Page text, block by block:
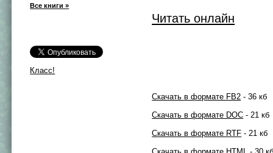
Все книги »
Класс!
Читать онлайн
Скачать в формате FB2 - 36 кб
Скачать в формате DOC - 21 кб
Скачать в формате RTF - 21 кб